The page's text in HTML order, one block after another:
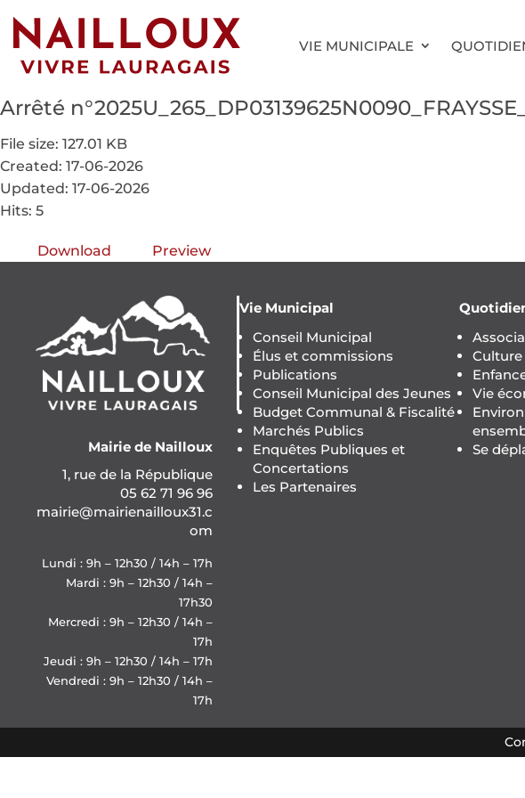
VIE MUNICIPALE
Arrêté
File size: 127.01 KB
Created: 17-06-2026
Updated: 17-06-2026
Hits: 5
Download Preview
Mairie de Nailloux
1, rue de la République
05 62 71 96 96
mairie@mairienailloux31.c
om
Lundi : 9h – 12h30 / 14h – 17h
Mardi : 9h – 12h30 / 14h –
17h30
Mercredi : 9h – 12h30 / 14h –
17h
Jeudi : 9h – 12h30 / 14h – 17h
Vendredi : 9h – 12h30 / 14h –
17h
Vie Municipal
Conseil Municipal
Élus et commissions
Publications
Conseil Municipal des Jeunes
Budget Communal & Fiscalité
Marchés Publics
Enquêtes Publiques et
Concertations
Les Partenaires
Culture
Vie
Se